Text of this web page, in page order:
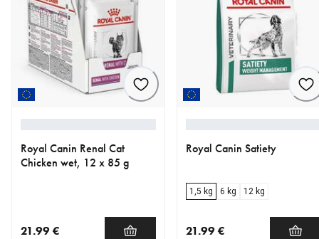
Royal Canin Renal Cat
Chicken wet, 12 x 85 g
21.99 €
Royal Canin Satiety
1,5 kg 6 kg 12 kg
21.99 €